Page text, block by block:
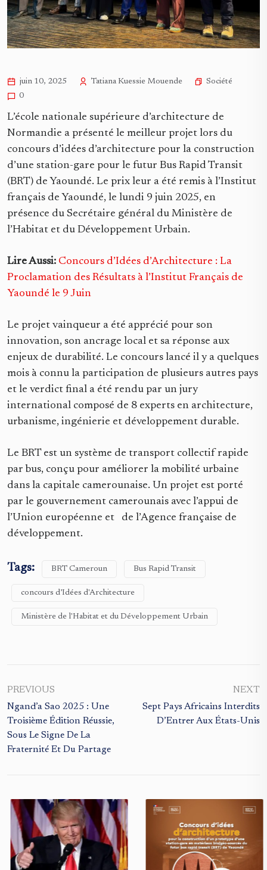
juin 10, 2025 Tatiana Kuessie Mouende
Société
0
L’école nationale supérieure d’architecture de
Normandie a présenté le meilleur projet lors du
concours d’idées d’architecture pour la construction
d’une station-gare pour le futur Bus Rapid Transit
(BRT) de Yaoundé. Le prix leur a été remis à l’Institut
français de Yaoundé, le lundi 9 juin 2025, en
présence du Secrétaire général du Ministère de
l’Habitat et du Développement Urbain.
Lire Aussi: Concours d’Idées d’Architecture : La
Proclamation des Résultats à l’Institut Français de
Yaoundé le 9 Juin
Le projet vainqueur a été apprécié pour son
innovation, son ancrage local et sa réponse aux
enjeux de durabilité. Le concours lancé il y a quelques
mois à connu la participation de plusieurs autres pays
et le verdict final a été rendu par un jury
international composé de 8 experts en architecture,
urbanisme, ingénierie et développement durable.
Le BRT est un système de transport collectif rapide
par bus, conçu pour améliorer la mobilité urbaine
dans la capitale camerounaise. Un projet est porté
par le gouvernement camerounais avec l’appui de
l’Union européenne et de l’Agence française de
développement.
Tags: BRT Cameroun Bus Rapid Transit
concours d’Idées d'Architecture
Ministère de l'Habitat et du Développement Urbain
PREVIOUS
Ngand’a Sao 2025 : Une
Troisième Édition Réussie,
Sous Le Signe De La
Fraternité Et Du Partage
NEXT
Sept Pays Africains Interdits
D’Entrer Aux États-Unis